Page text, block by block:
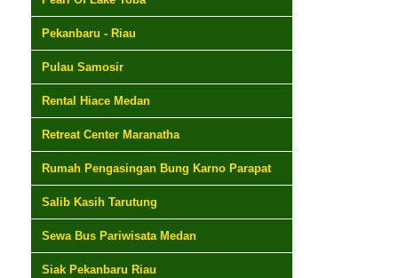
Pekanbaru - Riau
Pulau Samosir
Rental Hiace Medan
Retreat Center Maranatha
Rumah Pengasingan Bung Karno Parapat
Salib Kasih Tarutung
Sewa Bus Pariwisata Medan
Siak Pekanbaru Riau